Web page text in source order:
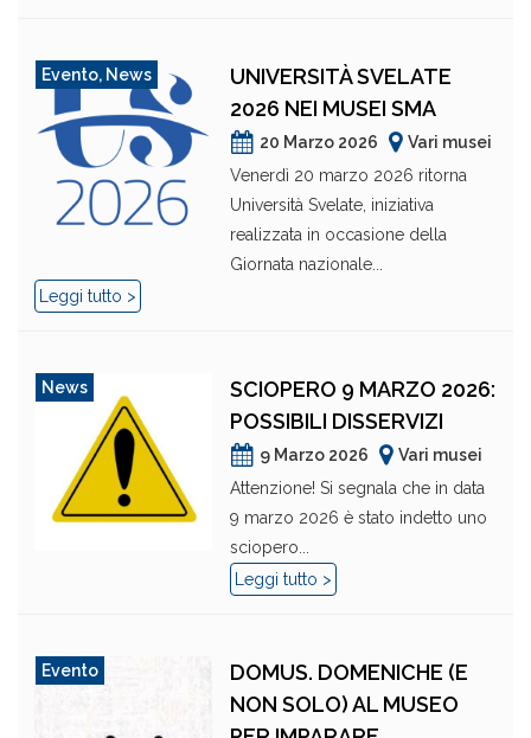
Evento, News
UNIVERSITÀ SVELATE
2026 NEI MUSEI SMA
20 Marzo 2026
Vari musei
Venerdì 20 marzo 2026 ritorna
Università Svelate, iniziativa
realizzata in occasione della
Giornata nazionale...
Leggi tutto >
News
SCIOPERO 9 MARZO 2026:
POSSIBILI DISSERVIZI
9 Marzo 2026
Vari musei
Attenzione! Si segnala che in data
9 marzo 2026 è stato indetto uno
sciopero...
Leggi tutto >
Evento
DOMUS. DOMENICHE (E
NON SOLO) AL MUSEO